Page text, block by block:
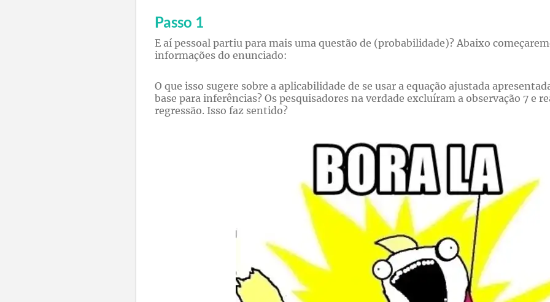
Passo 1
E aí pessoal partiu para mais uma questão de (probabilidade)? Abaixo
informações do enunciado:
O que isso sugere sobre a aplicabilidade de se usar a equação ajustada
base para inferências? Os pesquisadores na verdade excluíram a observação 7 e
regressão. Isso faz sentido?